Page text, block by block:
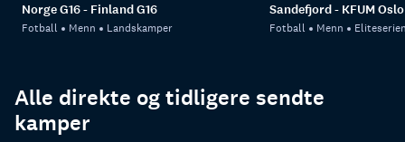
Norge G16 - Finland G16
Fotball Menn Landskamper
Sandefjord - KFUM Oslo
Fotball Menn
Alle direkte og tidligere sendte
kamper